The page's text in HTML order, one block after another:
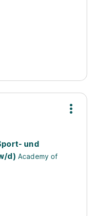
und
d) Academy of